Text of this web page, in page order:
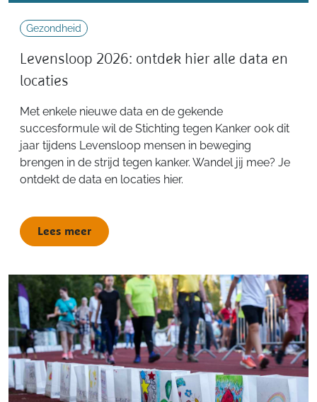
Gezondheid
Levensloop 2026: ontdek hier alle data en
locaties
Met enkele nieuwe data en de gekende
succesformule wil de Stichting tegen Kanker ook dit
jaar tijdens Levensloop mensen in beweging
brengen in de strijd tegen kanker. Wandel jij mee? Je
ontdekt de data en locaties hier.
Lees meer